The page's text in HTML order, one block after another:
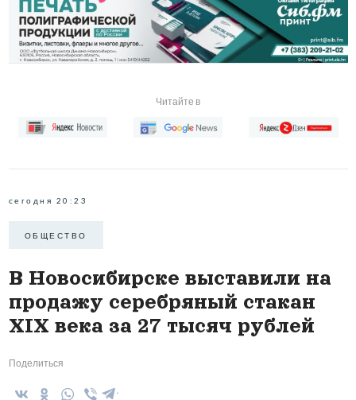
Читайте в
сегодня 20:23
ОБЩЕСТВО
В Новосибирске выставили на
продажу серебряный стакан
XIX века за 27 тысяч рублей
Поделиться